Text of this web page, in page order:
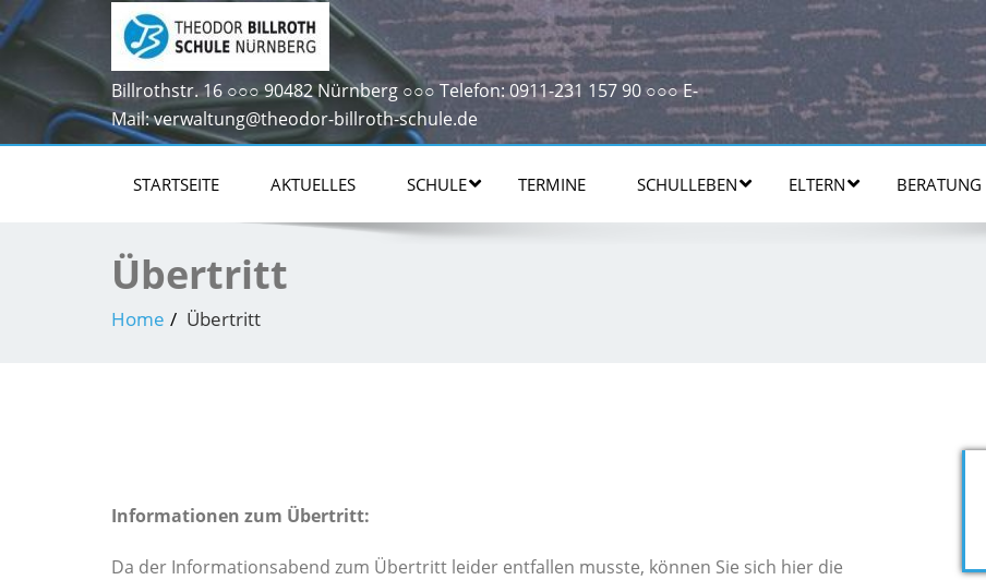
Billrothstr. 16 ○○○ 90482 Nürnberg ○○○ Telefon: 0911-231 157 90 ○○○ E-
Mail: verwaltung@theodor-billroth-schule.de
STARTSEITE AKTUELLES SCHULE TERMINE SCHULLEBEN ELTERN BERATUNG
Übertritt
Home Übertritt
Informationen zum Übertritt:
Da der Informationsabend zum Übertritt leider entfallen musste, können Sie sich hier die